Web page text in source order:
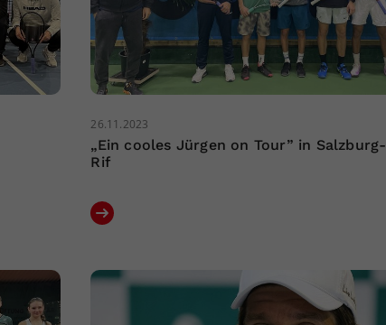
26.11.2023
„Ein cooles Jürgen on Tour” in Salzburg-
Rif